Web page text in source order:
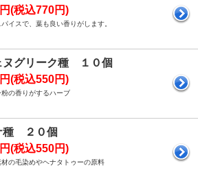
(税込770円)
イスで、葉も良い香りがします。
ヌグリーク種 １０個
(税込550円)
粉の香りがするハーブ
種 ２０個
(税込550円)
材の毛染めやヘナタトゥーの原料